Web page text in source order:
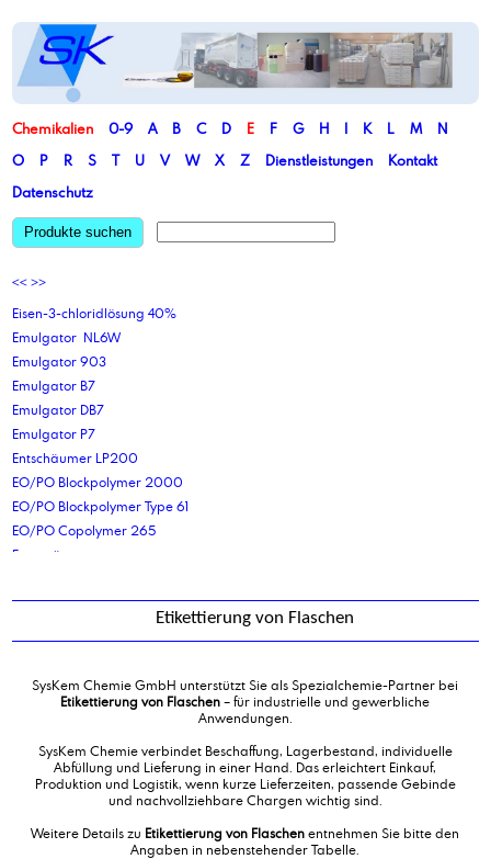
Chemikalien 0-9 A B C D E F G H I K L M
N
O
P R S T U V W X Z Dienstleistungen
Kontakt
Datenschutz
Produkte suchen
<< >>
Eisen-3-chloridlösung 40%
Emulgator NL6W
Emulgator 903
Emulgator B7
Emulgator DB7
Emulgator P7
Entschäumer LP200
EO/PO Blockpolymer 2000
EO/PO Blockpolymer Type 61
EO/PO Copolymer 265
Erucasäure
Ethylacetat
Ethylencarbonat
Ethylendiamintetraessigsäure, Dinatriumsalz
Ethylformiat
Ethylhexylstearat
Ethyllactat Food Grade
Etikettierung von Flaschen
SysKem Chemie GmbH unterstützt Sie als Spezialchemie-Partner bei
Etikettierung von Flaschen– für industrielle und gewerbliche
Anwendungen.
SysKem Chemie verbindet Beschaffung, Lagerbestand, individuelle
Abfüllung und Lieferung in einer Hand. Das erleichtert Einkauf,
Produktion und Logistik, wenn kurze Lieferzeiten, passende Gebinde
und nachvollziehbare Chargen wichtig sind.
Weitere Details zu Etikettierung von Flaschenentnehmen Sie bitte den
Angaben in nebenstehender Tabelle.